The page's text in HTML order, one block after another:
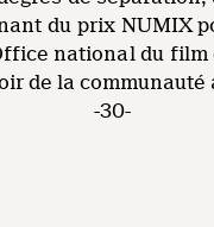
du prix NUMIX
national du
de la
-30-